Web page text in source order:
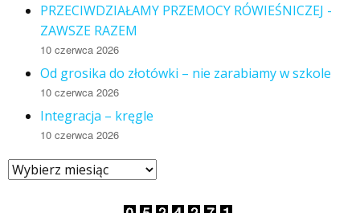
PRZECIWDZIAŁAMY PRZEMOCY RÓWIEŚNICZEJ -
ZAWSZE RAZEM
10 czerwca 2026
Od grosika do złotówki – nie zarabiamy w szkole
10 czerwca 2026
Integracja – kręgle
10 czerwca 2026